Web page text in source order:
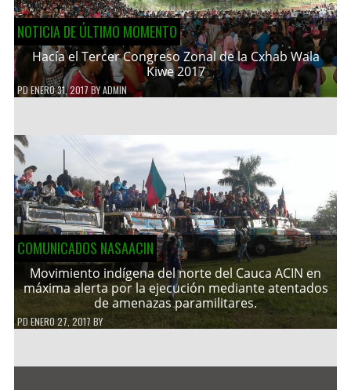
NOTICIA DE ÚLTIMO MOMENTO
Hacía el Tercer Congreso Zonal de la Cxhab Wala
Kiwe 2017
PDENERO 31, 2017 BYADMIN
COMUNICADOS NASAACIN
Movimiento indígena del norte del Cauca ACIN en
máxima alerta por la ejecución mediante atentados
de amenazas paramilitares.
PDENERO 27, 2017 BY